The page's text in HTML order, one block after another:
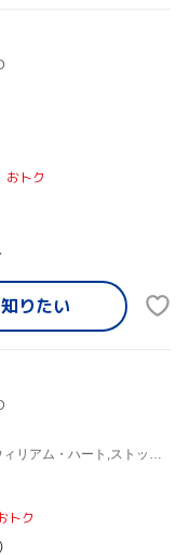
おトク
知りたい
トク